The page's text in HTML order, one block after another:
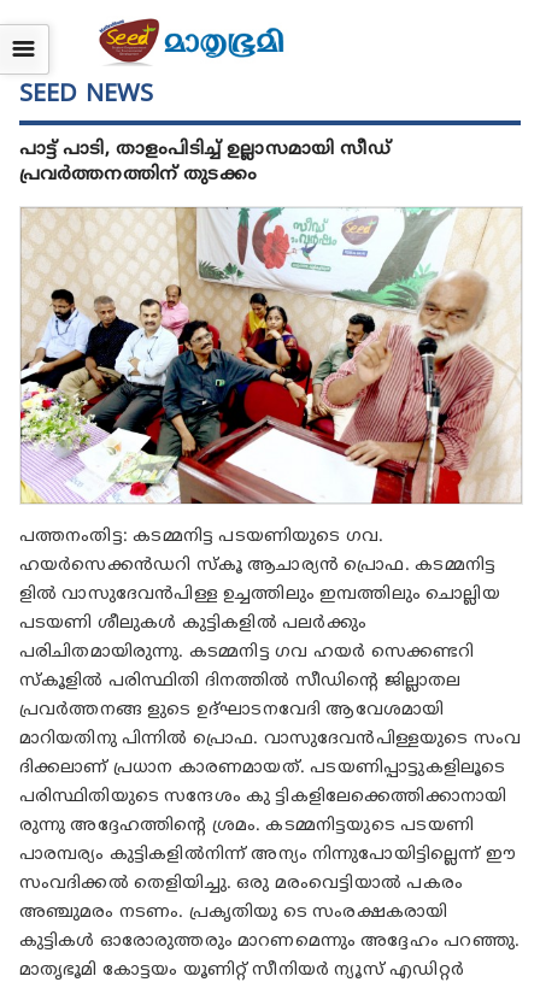
☰
SEED NEWS
പാട്ട് പാടി, താളംപിടിച്ച് ഉല്ലാസമായി സീഡ്
പ്രവർത്തനത്തിന് തുടക്കം
പത്തനംതിട്ട: കടമ്മനിട്ട പടയണിയുടെ ഗവ.
ഹയർസെക്കൻഡറി സ്‌കൂ ആചാര്യൻ പ്രൊഫ. കടമ്മനിട്ട
ളിൽ വാസുദേവൻപിള്ള ഉച്ചത്തിലും ഇമ്പത്തിലും ചൊല്ലിയ
പടയണി ശീലുകൾ കുട്ടികളിൽ പലർക്കും
പരിചിതമായിരുന്നു. കടമ്മനിട്ട ഗവ ഹയർ സെക്കണ്ടറി
സ്കൂളിൽ പരിസ്ഥിതി ദിനത്തിൽ സീഡിൻ്റെ ജില്ലാതല
പ്രവർത്തനങ്ങ ളുടെ ഉദ്ഘാടനവേദി ആവേശമായി
മാറിയതിനു പിന്നിൽ പ്രൊഫ. വാസുദേവൻപിള്ളയുടെ സംവ
ദിക്കലാണ് പ്രധാന കാരണമായത്. പടയണിപ്പാട്ടുകളിലൂടെ
പരിസ്ഥിതിയുടെ സന്ദേശം കു ട്ടികളിലേക്കെത്തിക്കാനായി
രുന്നു അദ്ദേഹത്തിൻ്റെ ശ്രമം. കടമ്മനിട്ടയുടെ പടയണി
പാരമ്പര്യം കുട്ടികളിൽനിന്ന് അന്യം നിന്നുപോയിട്ടില്ലെന്ന് ഈ
സംവദിക്കൽ തെളിയിച്ചു. ഒരു മരംവെട്ടിയാൽ പകരം
അഞ്ചുമരം നടണം. പ്രകൃതിയു ടെ സംരക്ഷകരായി
കുട്ടികൾ ഓരോരുത്തരും മാറണമെന്നും അദ്ദേഹം പറഞ്ഞു.
മാതൃഭൂമി കോട്ടയം യൂണിറ്റ് സീനിയർ ന്യൂസ് എഡിറ്റർ